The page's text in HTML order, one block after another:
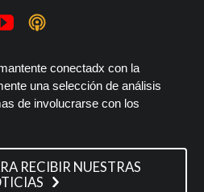
conectadx con la
una selección de análisis
de involucrarse con los
RECIBIR NUESTRAS